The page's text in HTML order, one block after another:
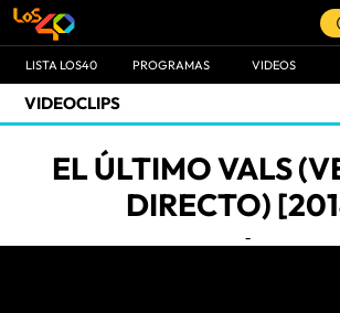
LISTA LOS40 PROGRAMAS VIDEOS
VIDEOCLIPS
EL ÚLTIMO VALS
DIRECTO)
-